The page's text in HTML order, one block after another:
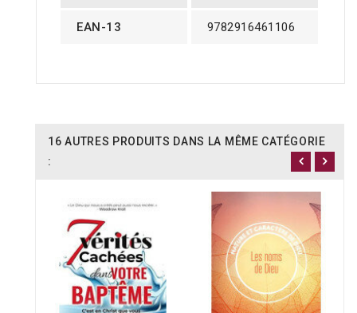
EAN-13 9782916461106
16 AUTRES PRODUITS DANS LA MÊME CATÉGORIE
: